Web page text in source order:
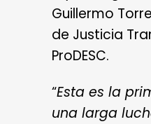
Guillermo
de Justicia
ProDESC.
“Esta es la
una larga